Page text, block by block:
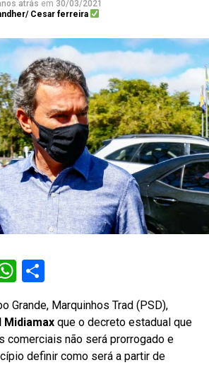
atrás em 30/03/2021
Cesar ferreira
WhatsApp
Share
Grande, Marquinhos Trad (PSD),
Midiamax que o decreto estadual que
comerciais não será prorrogado e
definir como será a partir de